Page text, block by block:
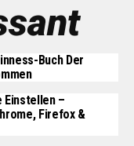
Buch Der
–
Firefox &